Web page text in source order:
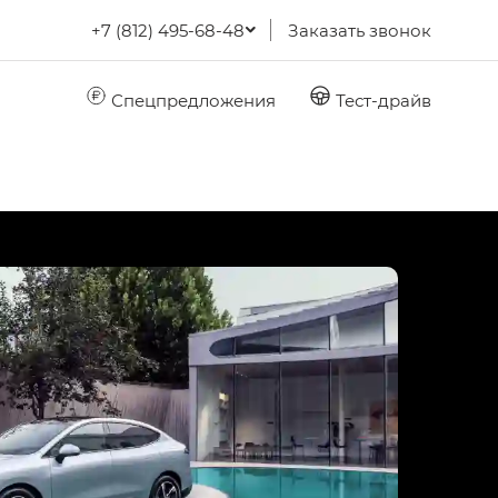
+7 (812) 495-68-48 Заказать звонок
Спецпредложения Тест-драйв